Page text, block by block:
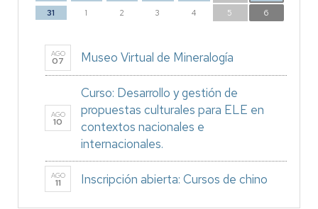
31
1 2 3 4 5 6
AGO
07 Museo Virtual de Mineralogía
AGO
10
Curso: Desarrollo y gestión de
propuestas culturales para ELE en
contextos nacionales e
internacionales.
AGO
11 Inscripción abierta: Cursos de chino